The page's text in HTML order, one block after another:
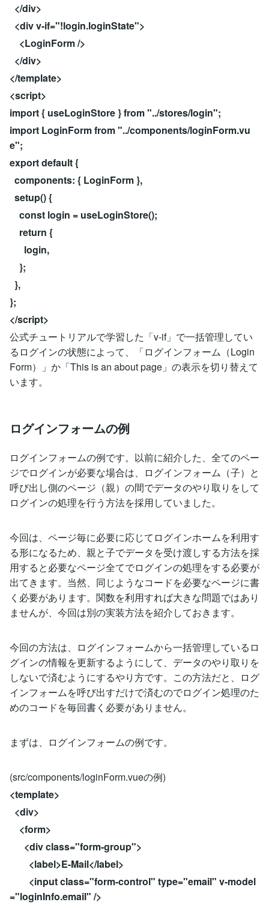
</div>
<div v-if="!login.loginState">
<LoginForm />
</div>
</template>
<script>
import { useLoginStore } from "../stores/login";
import LoginForm from "../components/loginForm.vu
e";
export default {
components: { LoginForm },
setup() {
const login = useLoginStore();
return {
login,
};
},
};
</script>
公式チュートリアルで学習した「v-if」で一括管理してい
るログインの状態によって、「ログインフォーム（Login
Form）」か「This is an about page」の表示を切り替えて
います。
ログインフォームの例
ログインフォームの例です。以前に紹介した、全てのペー
ジでログインが必要な場合は、ログインフォーム（子）と
呼び出し側のページ（親）の間でデータのやり取りをして
ログインの処理を行う方法を採用していました。
今回は、ページ毎に必要に応じてログインホームを利用す
る形になるため、親と子でデータを受け渡しする方法を採
用すると必要なページ全てでログインの処理をする必要が
出てきます。当然、同じようなコードを必要なページに書
く必要があります。関数を利用すれば大きな問題ではあり
ませんが、今回は別の実装方法を紹介しておきます。
今回の方法は、ログインフォームから一括管理しているロ
グインの情報を更新するようにして、データのやり取りを
しないで済むようにするやり方です。この方法だと、ログ
インフォームを呼び出すだけで済むのでログイン処理のた
めのコードを毎回書く必要がありません。
まずは、ログインフォームの例です。
(src/components/loginForm.vueの例)
<template>
<div>
<form>
<div class="form-group">
<label>E-Mail</label>
<input class="form-control" type="email" v-model
="loginInfo.email" />